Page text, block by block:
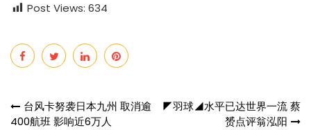
Post Views: 634
Post
台风卡努袭日本九州 取消逾
400航班 影响近6万人
◤羽球◢水平已达世界一流 蔡
赟点评翁泓阳